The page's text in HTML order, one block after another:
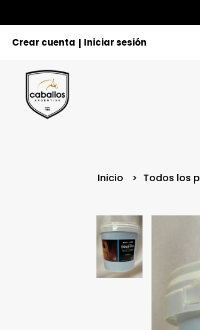
Crear cuenta Iniciar sesión
Inicio Todos los